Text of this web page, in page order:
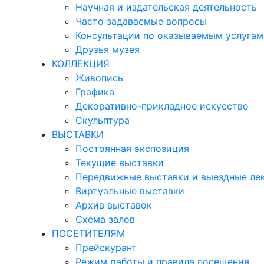
Научная и издательская деятельность
Часто задаваемые вопросы
Консультации по оказываемым услугам
Друзья музея
КОЛЛЕКЦИЯ
Живопись
Графика
Декоративно-прикладное искусство
Скульптура
ВЫСТАВКИ
Постоянная экспозиция
Текущие выставки
Передвижные выставки и выездные
Виртуальные выставки
Архив выставок
Схема залов
ПОСЕТИТЕЛЯМ
Прейскурант
Режим работы и правила посещения